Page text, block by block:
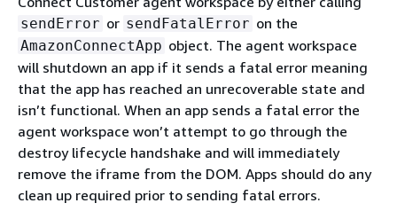
sendError or sendFatalError on the
AmazonConnectApp object. The agent workspace
will shutdown an app if it sends a fatal error meaning
that the app has reached an unrecoverable state and
isn’t functional. When an app sends a fatal error the
agent workspace won’t attempt to go through the
destroy lifecycle handshake and will immediately
remove the iframe from the DOM. Apps should do any
clean up required prior to sending fatal errors.